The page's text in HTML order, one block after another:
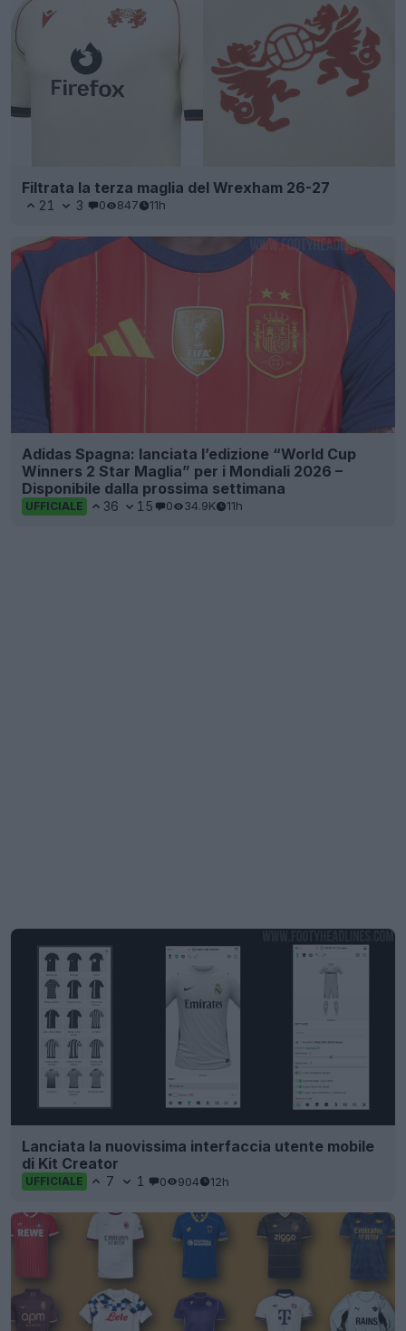
Filtrata la terza maglia del Wrexham 26-27
21 3 0 847 11h
Adidas Spagna: lanciata l’edizione “World Cup
Winners 2 Star Maglia” per i Mondiali 2026 –
Disponibile dalla prossima settimana
UFFICIALE 36 15 0 34.9K 11h
Lanciata la nuovissima interfaccia utente mobile
di Kit Creator
UFFICIALE 7 1 0 904 12h